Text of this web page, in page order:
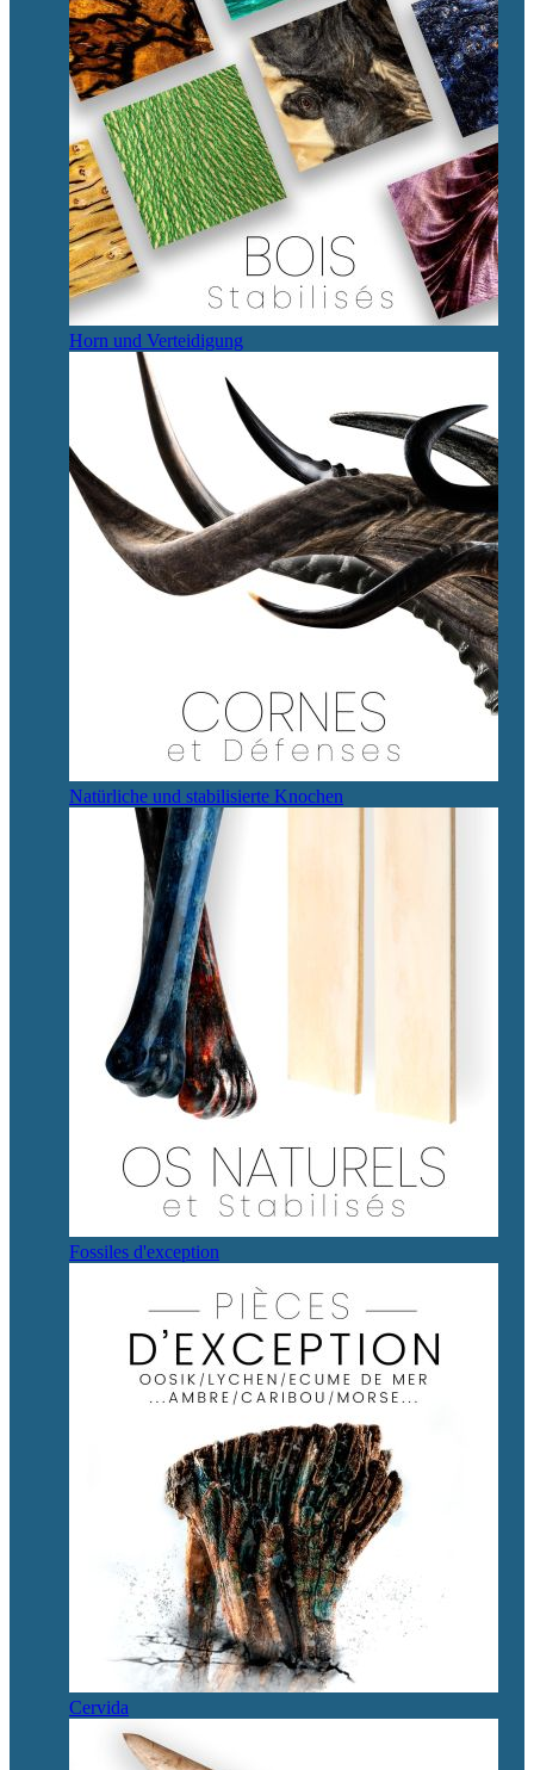
Horn und Verteidigung
Natürliche und stabilisierte Knochen
Fossiles d'exception
Cervida